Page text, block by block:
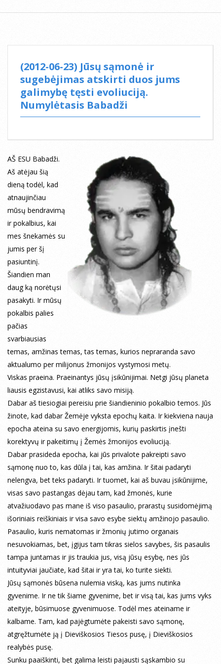
(2012-06-23) Jūsų sąmonė ir
sugebėjimas atskirti duos jums
galimybę tęsti evoliuciją.
Numylėtasis Babadži
AŠ ESU Babadži.
Aš atėjau šią
dieną todėl, kad
atnaujinčiau
mūsų bendravimą
ir pokalbius, kai
mes šnekamės su
jumis per šį
pasiuntinį.
Šiandien man
daug ką norėtųsi
pasakyti. Ir mūsų
pokalbis palies
pačias
svarbiausias
temas, amžinas temas, tas temas, kurios nepraranda savo
aktualumo per milijonus žmonijos vystymosi metų.
Viskas praeina. Praeinantys jūsų įsikūnijimai. Netgi jūsų planeta
liausis egzistavusi, kai atliks savo misiją.
Dabar aš tiesiogiai pereisiu prie šiandieninio pokalbio temos. Jūs
žinote, kad dabar Žemėje vyksta epochų kaita. Ir kiekviena nauja
epocha ateina su savo energijomis, kurių paskirtis įnešti
korektyvų ir pakeitimų į Žemės žmonijos evoliuciją.
Dabar prasideda epocha, kai jūs privalote pakreipti savo
sąmonę nuo to, kas dūla į tai, kas amžina. Ir šitai padaryti
nelengva, bet teks padaryti. Ir tuomet, kai aš buvau įsikūnijime,
visas savo pastangas dėjau tam, kad žmonės, kurie
atvažiuodavo pas mane iš viso pasaulio, prarastų susidomėjimą
išoriniais reiškiniais ir visa savo esybe siektų amžinojo pasaulio.
Pasaulio, kuris nematomas ir žmonių jutimo organais
nesuvokiamas, bet, įgijus tam tikras sielos savybes, šis pasaulis
tampa juntamas ir jis traukia jus, visą jūsų esybę, nes jūs
intuityviai jaučiate, kad šitai ir yra tai, ko turite siekti.
Jūsų sąmonės būsena nulemia viską, kas jums nutinka
gyvenime. Ir ne tik šiame gyvenime, bet ir visą tai, kas jums vyks
ateityje, būsimuose gyvenimuose. Todėl mes ateiname ir
kalbame. Tam, kad pajėgtumėte pakeisti savo sąmonę,
atgręžtumėte ją į Dieviškosios Tiesos pusę, į Dieviškosios
realybės pusę.
Sunku paaiškinti, bet galima leisti pajausti sąskambio su